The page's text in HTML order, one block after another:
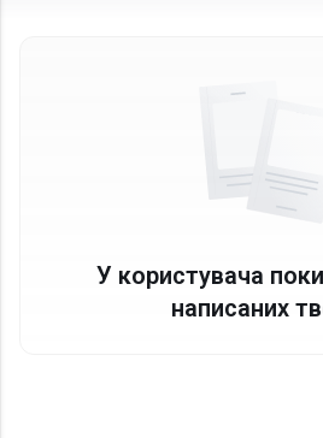
У користувача
написаних